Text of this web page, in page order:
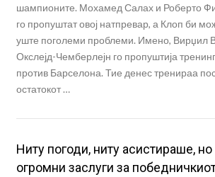
шампионите. Мохамед Салах и Роберто
го пропуштат овој натпревар, а Клоп би
уште поголеми проблеми. Имено, Вирџил
Окслејд-Чемберлејн го пропуштија
против Барселона. Тие денес тренираа
остатокот …
Ниту погоди, ниту асистираше,
огромни заслуги за